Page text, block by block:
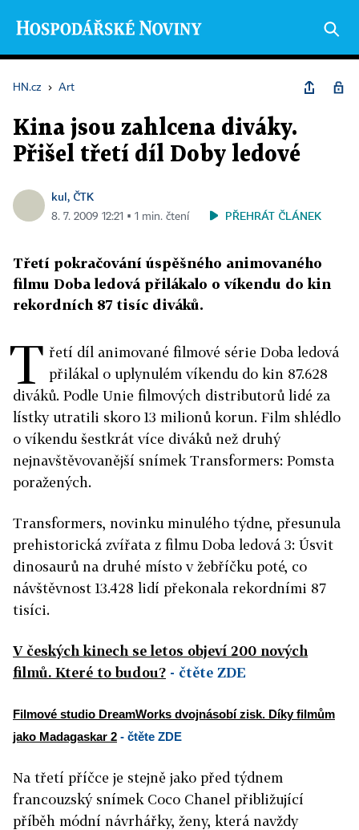
HN.cz › Art
Kina jsou zahlcena diváky.
Přišel třetí díl Doby ledové
kul, ČTK
8. 7. 2009 12:21 ▪ 1 min. čtení PŘEHRÁT ČLÁNEK
Třetí pokračování úspěšného animovaného
filmu Doba ledová přilákalo o víkendu do kin
rekordních 87 tisíc diváků.
T řetí díl animované filmové série Doba ledová
přilákal o uplynulém víkendu do kin 87.628
diváků. Podle Unie filmových distributorů lidé za
lístky utratili skoro 13 milionů korun. Film shlédlo
o víkendu šestkrát více diváků než druhý
nejnavštěvovanější snímek Transformers: Pomsta
poražených.
Transformers, novinku minulého týdne, přesunula
prehistorická zvířata z filmu Doba ledová 3: Úsvit
dinosaurů na druhé místo v žebříčku poté, co
návštěvnost 13.428 lidí překonala rekordními 87
tisíci.
V českých kinech se letos objeví 200 nových
filmů. Které to budou? - čtěte ZDE
Filmové studio DreamWorks dvojnásobí zisk. Díky filmům
jako Madagaskar 2 - čtěte ZDE
Na třetí příčce je stejně jako před týdnem
francouzský snímek Coco Chanel přibližující
příběh módní návrhářky, ženy, která navždy